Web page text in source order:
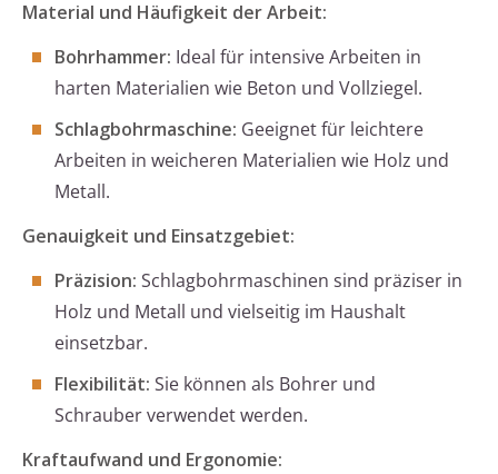
Material und Häufigkeit der Arbeit:
Bohrhammer: Ideal für intensive Arbeiten in
harten Materialien wie Beton und Vollziegel.
Schlagbohrmaschine: Geeignet für leichtere
Arbeiten in weicheren Materialien wie Holz und
Metall.
Genauigkeit und Einsatzgebiet:
Präzision: Schlagbohrmaschinen sind präziser in
Holz und Metall und vielseitig im Haushalt
einsetzbar.
Flexibilität: Sie können als Bohrer und
Schrauber verwendet werden.
Kraftaufwand und Ergonomie: